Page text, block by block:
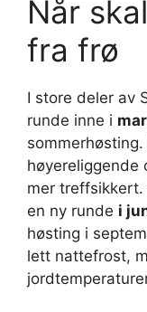
Når
fra frø
I store deler av
runde inne i
høyereliggende
mer treffsikkert.
en ny runde i
høsting i
lett nattefrost,